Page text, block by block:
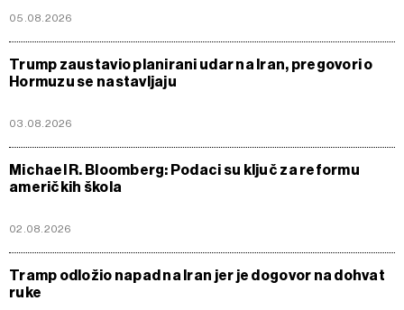
05.08.2026
Trump zaustavio planirani udar na Iran, pregovori o
Hormuzu se nastavljaju
03.08.2026
Michael R. Bloomberg: Podaci su ključ za reformu
američkih škola
02.08.2026
Tramp odložio napad na Iran jer je dogovor na dohvat
ruke